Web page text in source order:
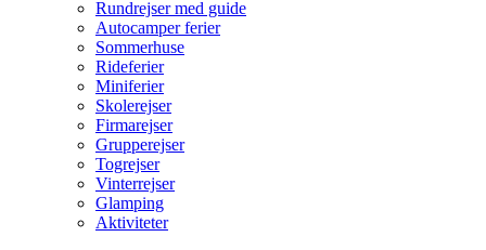
Rundrejser med guide
Autocamper ferier
Sommerhuse
Rideferier
Miniferier
Skolerejser
Firmarejser
Grupperejser
Togrejser
Vinterrejser
Glamping
Aktiviteter